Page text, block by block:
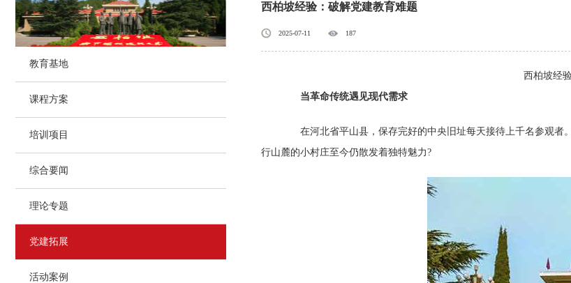
教育基地
课程方案
培训项目
综合要闻
理论专题
党建拓展
活动案例
西柏坡经验：破解党建教育难题
2025-07-11 187
西柏坡经
当革命传统遇见现代需求
在河北省平山县，保存完好的中央旧址每天接待上千名参观者
行山麓的小村庄至今仍散发着独特魅力?